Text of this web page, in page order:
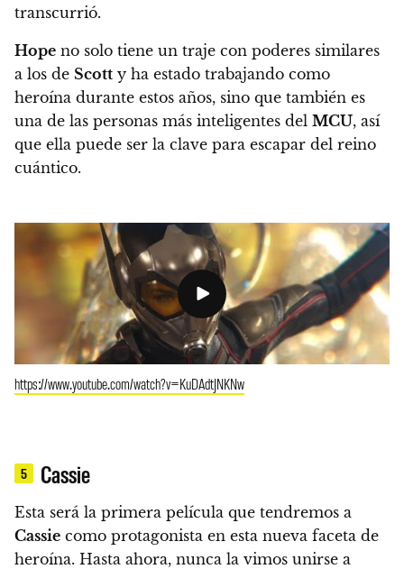
transcurrió.
Hope no solo tiene un traje con poderes similares
a los de Scott y ha estado trabajando como
heroína durante estos años, sino que también es
una de las personas más inteligentes del MCU, así
que ella puede ser la clave para escapar del reino
cuántico.
https://www.youtube.com/watch?v=KuDAdtJNKNw
5 Cassie
Esta será la primera película que tendremos a
Cassie como protagonista en esta nueva faceta de
heroína. Hasta ahora, nunca la vimos unirse a